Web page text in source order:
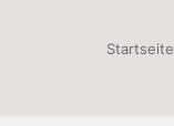
Startseite